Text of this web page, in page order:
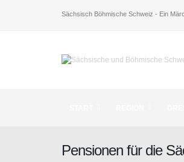
Sächsisch Böhmische Schweiz - Ein
Pensionen für die